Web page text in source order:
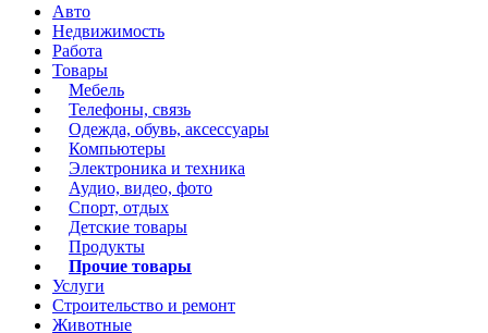
Авто
Недвижимость
Работа
Товары
Мебель
Телефоны, связь
Одежда, обувь, аксессуары
Компьютеры
Электроника и техника
Аудио, видео, фото
Спорт, отдых
Детские товары
Продукты
Прочие товары
Услуги
Строительство и ремонт
Животные